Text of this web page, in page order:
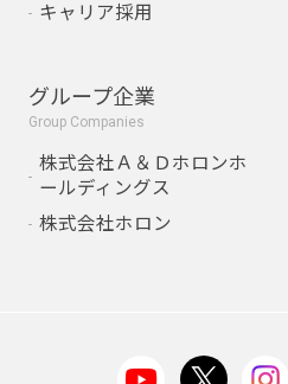
キャリア採用
グループ企業
Group Companies
株式会社Ａ＆Ｄホロンホ
ールディングス
株式会社ホロン